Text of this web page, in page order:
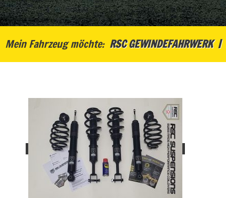
Mein Fahrzeug möchte: RSC GEWINDEFAHRWERK